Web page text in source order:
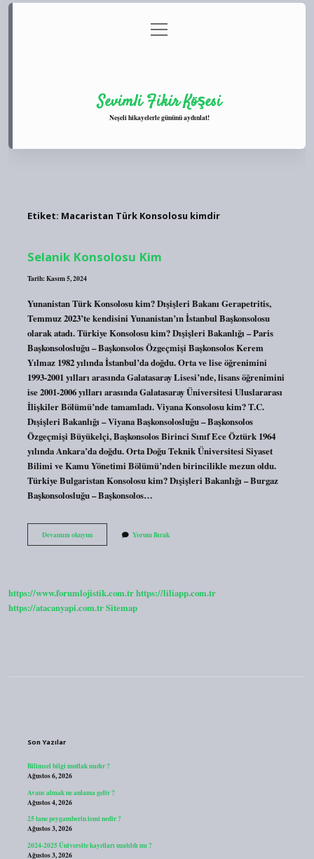
Gizlilik Politikası
menüyü
aç
Sevimli Fikir Köşesi
Neşeli hikayelerle gününü aydınlat!
Etiket: Macaristan Türk Konsolosu kimdir
Selanik Konsolosu Kim
Tarih: Kasım 5, 2024
Yunanistan Türk Konsolosu kim? Dışişleri Bakanı Gerapetritis,
Temmuz 2023’te kendisini Yunanistan’ın İstanbul Başkonsolosu
olarak atadı. Türkiye Konsolosu kim? Dışişleri Bakanlığı – Paris
Başkonsolosluğu – Başkonsolos Özgeçmişi Başkonsolos Kerem
Yılmaz 1982 yılında İstanbul’da doğdu. Orta ve lise öğrenimini
1993-2001 yılları arasında Galatasaray Lisesi’nde, lisans öğrenimini
ise 2001-2006 yılları arasında Galatasaray Üniversitesi Uluslararası
İlişkiler Bölümü’nde tamamladı. Viyana Konsolosu kim? T.C.
Dışişleri Bakanlığı – Viyana Başkonsolosluğu – Başkonsolos
Özgeçmişi Büyükelçi, Başkonsolos Birinci Sınıf Ece Öztürk 1964
yılında Ankara’da doğdu. Orta Doğu Teknik Üniversitesi Siyaset
Bilimi ve Kamu Yönetimi Bölümü’nden birincilikle mezun oldu.
Türkiye Bulgaristan Konsolosu kim? Dışişleri Bakanlığı – Burgaz
Başkonsolosluğu – Başkonsolos…
Devamını okuyunSelanik
Konsolosu
Yorum Bırak
https://www.forumlojistik.com.trhttps://liliapp.com.tr
https://atacanyapi.com.trSitemap
Son Yazılar
Bilimsel bilgi mutlak mıdır ?
Ağustos 6, 2026
Avans almak ne anlama gelir ?
Ağustos 4, 2026
25 tane peygamberin ismi nedir ?
Ağustos 3, 2026
2024-2025 Üniversite kayıtları uzatıldı mı ?
Ağustos 3, 2026